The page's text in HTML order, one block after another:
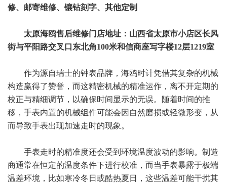
修、邮寄维修、镶钻刻字、其他定制
太原海鸥售后维修门店地址：山西省太原市小店区长风
街与平阳路交叉口东北角100米和信商座写字楼12层1219室
作为源自瑞士的钟表品牌，海鸥时计凭借其复杂的机械
构造赢得了赞誉，而这精密机械的精准运作，离不开定期的
校正与精细调节，以确保时间显示的无误。随着时间的推
移，手表内置的机械组件可能会因自然磨损或轻微形变，从
而导致手表出现加速走时的现象。
手表走时的精准度还会受到环境温度波动的影响。制造
商通常在恒定的温度条件下进行校准，而当手表暴露于极端
温差环境，比如寒冷冬日或酷热夏日，这些温差可能干扰其